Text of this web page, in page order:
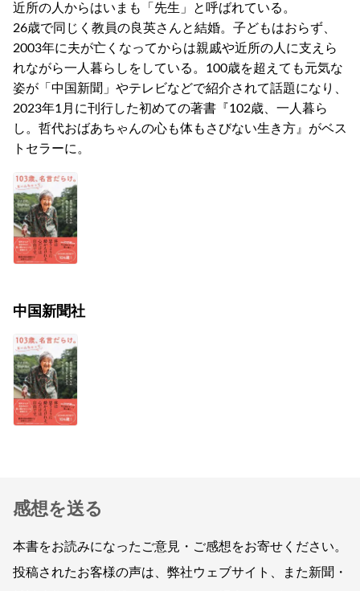
近所の人からはいまも「先生」と呼ばれている。
26歳で同じく教員の良英さんと結婚。子どもはおらず、
2003年に夫が亡くなってからは親戚や近所の人に支えら
れながら一人暮らしをしている。100歳を超えても元気な
姿が「中国新聞」やテレビなどで紹介されて話題になり、
2023年1月に刊行した初めての著書『102歳、一人暮ら
し。哲代おばあちゃんの心も体もさびない生き方』がベス
トセラーに。
中国新聞社
感想を送る
本書をお読みになったご意見・ご感想をお寄せください。
投稿されたお客様の声は、弊社ウェブサイト、また新聞・